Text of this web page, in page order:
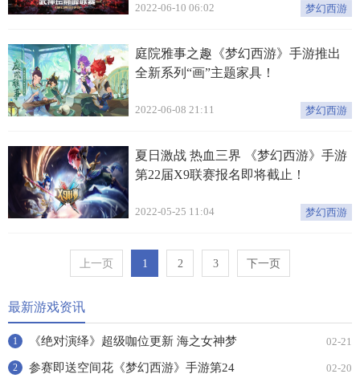
2022-06-10 06:02 梦幻西游
庭院雅事之趣《梦幻西游》手游推出
全新系列“画”主题家具！
2022-06-08 21:11 梦幻西游
夏日激战 热血三界 《梦幻西游》手游
第22届X9联赛报名即将截止！
2022-05-25 11:04 梦幻西游
上一页 1 2 3 下一页
最新游戏资讯
1 《绝对演绎》超级咖位更新 海之女神梦
幻时装免费拿！
02-21
2 参赛即送空间花《梦幻西游》手游第24 02-20